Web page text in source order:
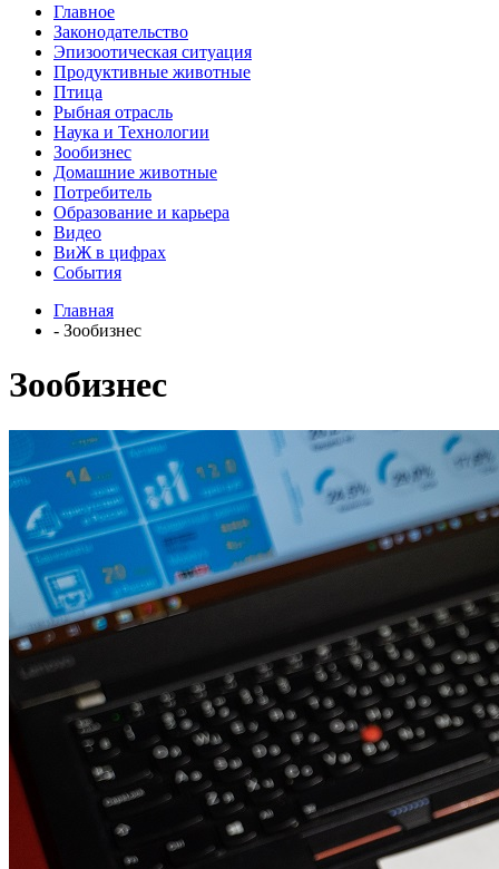
Главное
Законодательство
Эпизоотическая ситуация
Продуктивные животные
Птица
Рыбная отрасль
Наука и Технологии
Зообизнес
Домашние животные
Потребитель
Образование и карьера
Видео
ВиЖ в цифрах
События
Главная
- Зообизнес
Зообизнес